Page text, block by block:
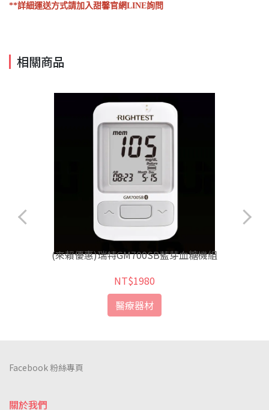
**詳細運送方式請加入甜馨官網LINE詢問
相關商品
(來賴優惠)瑞特GM700SB藍芽血糖機組
NT$1980
醫療器材
關於我們
Facebook 粉絲專頁